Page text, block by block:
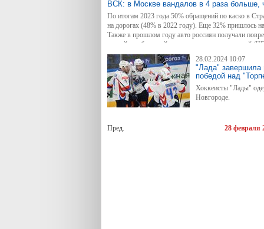
ВСК: в Москве вандалов в 4 раза больше,
По итогам 2023 года 50% обращений по каско в
на дорогах (48% в 2022 году). Еще 32% пришлось
Также в прошлом году авто россиян получали
стихийных бедствий, недорожных происшествий
28.02.2024 10:07
"Лада" завершила
победой над
Хоккеисты "Лады"
Новгороде.
Пред. 28 февраля